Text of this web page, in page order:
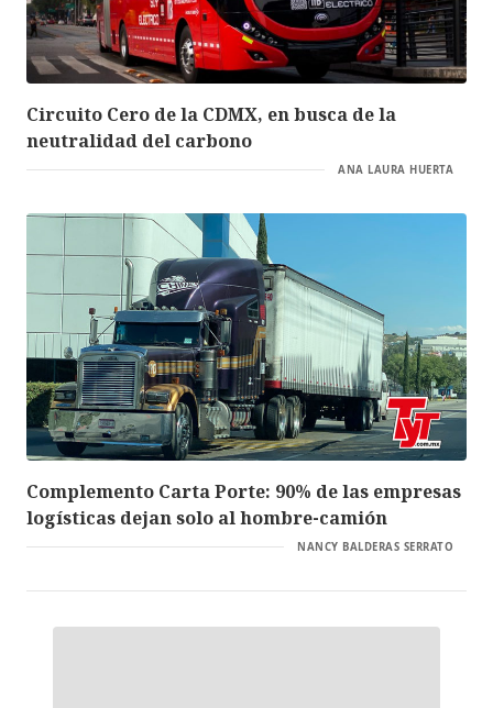
Circuito Cero de la CDMX, en busca de la
neutralidad del carbono
ANA LAURA HUERTA
Complemento Carta Porte: 90% de las empresas
logísticas dejan solo al hombre-camión
NANCY BALDERAS SERRATO